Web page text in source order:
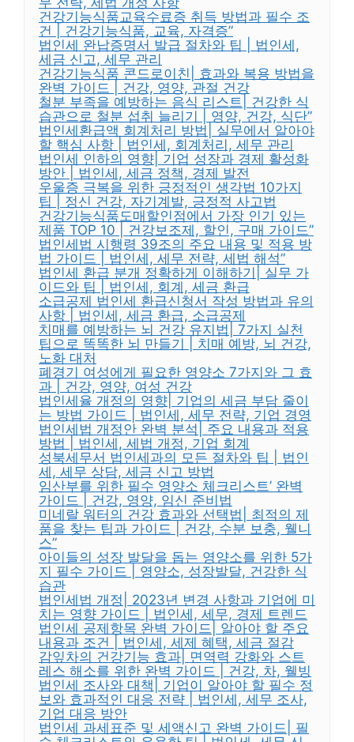
건강기능식품교육수료증 취득 방법과 필수 조
건 | 건강기능식품, 교육, 자격증”
법인세 완납증명서 발급 절차와 팁 | 법인세,
세금 신고, 세무 관리
건강기능식품 콘드로이친| 효과와 복용 방법을
완벽 가이드 | 건강, 영양, 관절 건강
철분 부족을 예방하는 음식 리스트| 건강한 식
습관으로 철분 섭취 늘리기 | 영양, 건강, 식단”
법인세환급액 회계처리 방법| 실무에서 알아야
할 핵심 사항 | 법인세, 회계처리, 세무 관리
법인세 인하의 영향| 기업 성장과 경제 활성화
방안 | 법인세, 세금 정책, 경제 발전
우울증 극복을 위한 긍정적인 생각법 10가지
팁 | 정신 건강, 자기계발, 긍정적 사고법
건강기능식품도매할인점에서 가장 인기 있는
제품 TOP 10 | 건강보조제, 할인, 구매 가이드”
법인세법 시행령 39조의 주요 내용 및 적용 방
법 가이드 | 법인세, 세무 전략, 세법 해석”
법인세 환급 분개 정확하게 이해하기| 실무 가
이드와 팁 | 법인세, 회계, 세금 환급
소급공제 법인세 환급신청서 작성 방법과 유의
사항 | 법인세, 세금 환급, 소급공제
치매를 예방하는 뇌 건강 유지법| 7가지 실천
팁으로 똑똑한 뇌 만들기 | 치매 예방, 뇌 건강,
노화 대처
폐경기 여성에게 필요한 영양소 7가지와 그 효
과 | 건강, 영양, 여성 건강
법인세율 개정의 영향| 기업의 세금 부담 줄이
는 방법 가이드 | 법인세, 세무 전략, 기업 경영
법인세법 개정안 완벽 분석| 주요 내용과 적용
방법 | 법인세, 세법 개정, 기업 회계
성북세무서 법인세과의 모든 절차와 팁 | 법인
세, 세무 상담, 세금 신고 방법
임산부를 위한 필수 영양소 체크리스트’ 완벽
가이드 | 건강, 영양, 임신 준비법
미네랄 워터의 건강 효과와 선택법| 최적의 제
품을 찾는 팁과 가이드 | 건강, 수분 보충, 웰니
스”
아이들의 성장 발달을 돕는 영양소를 위한 5가
지 필수 가이드 | 영양소, 성장발달, 건강한 식
습관
법인세법 개정| 2023년 변경 사항과 기업에 미
치는 영향 가이드 | 법인세, 세무, 경제 트렌드
법인세 공제항목 완벽 가이드| 알아야 할 주요
내용과 조건 | 법인세, 세제 혜택, 세금 절감
감잎차의 건강기능 효과| 면역력 강화와 스트
레스 해소를 위한 완벽 가이드 | 건강, 차, 웰빙
법인세 조사와 대책| 기업이 알아야 할 필수 정
보와 효과적인 대응 전략 | 법인세, 세무 조사,
기업 대응 방안
법인세 과세표준 및 세액신고 완벽 가이드| 필